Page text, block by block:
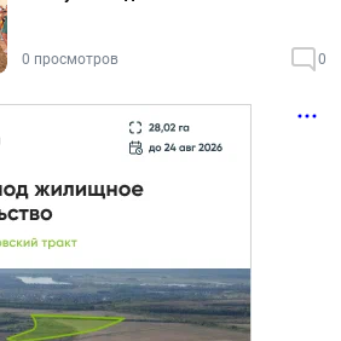
0 просмотров 0